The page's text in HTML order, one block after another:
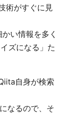
術がすぐに見
い情報を多く
ズになる」た
自身が検索
なるので、そ